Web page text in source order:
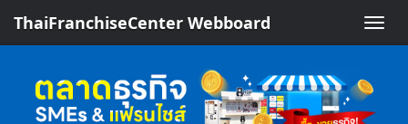
Toggle
ThaiFranchiseCenter Webboard